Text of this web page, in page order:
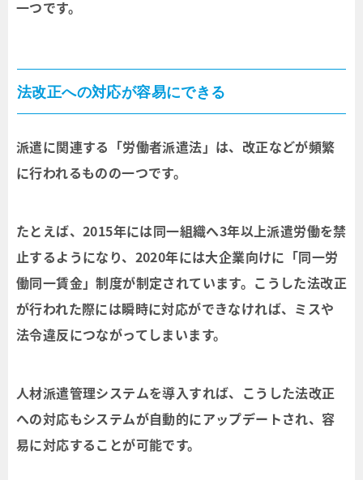
一つです。
法改正への対応が容易にできる
派遣に関連する「労働者派遣法」は、改正などが頻繁
に行われるものの一つです。
たとえば、2015年には同一組織へ3年以上派遣労働を禁
止するようになり、2020年には大企業向けに「同一労
働同一賃金」制度が制定されています。こうした法改正
が行われた際には瞬時に対応ができなければ、ミスや
法令違反につながってしまいます。
人材派遣管理システムを導入すれば、こうした法改正
への対応もシステムが自動的にアップデートされ、容
易に対応することが可能です。